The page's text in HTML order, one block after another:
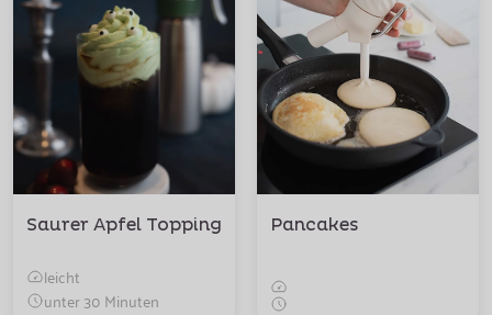
Saurer Apfel Topping
leicht
unter 30 Minuten
Pancakes